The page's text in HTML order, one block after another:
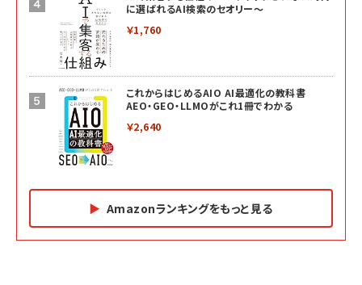
に選ばれるAI検索のセオリー～
￥1,760
これからはじめるAIO AI最適化の教科書
AEO・GEO・LLMOがこれ1冊でわかる
￥2,640
Amazonランキングをもっと見る